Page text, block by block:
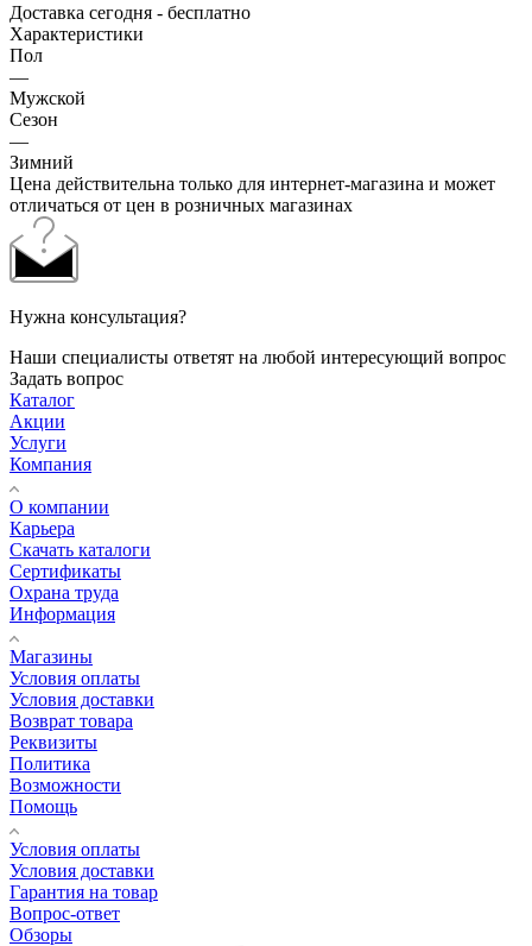
Доставка сегодня - бесплатно
Характеристики
Пол
—
Мужской
Сезон
—
Зимний
Цена действительна только для интернет-магазина и может
отличаться от цен в розничных магазинах
Нужна консультация?
Наши специалисты ответят на любой интересующий вопрос
Задать вопрос
Каталог
Акции
Услуги
Компания
О компании
Карьера
Cкачать каталоги
Сертификаты
Охрана труда
Информация
Магазины
Условия оплаты
Условия доставки
Возврат товара
Реквизиты
Политика
Возможности
Помощь
Условия оплаты
Условия доставки
Гарантия на товар
Вопрос-ответ
Обзоры